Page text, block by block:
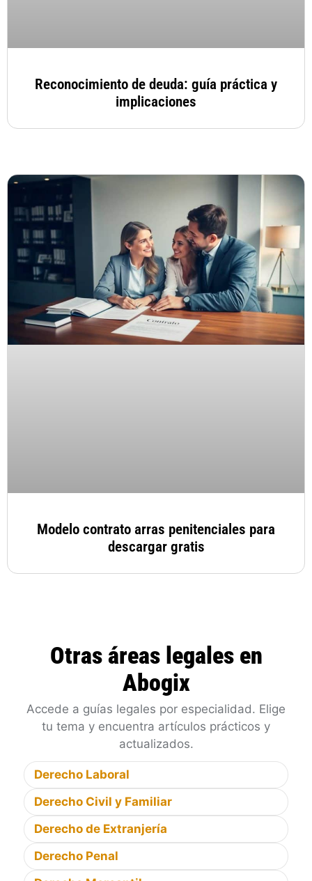
Reconocimiento de deuda: guía práctica y
implicaciones
Modelo contrato arras penitenciales para
descargar gratis
Otras áreas legales en
Abogix
Accede a guías legales por especialidad. Elige
tu tema y encuentra artículos prácticos y
actualizados.
Derecho Laboral
Derecho Civil y Familiar
Derecho de Extranjería
Derecho Penal